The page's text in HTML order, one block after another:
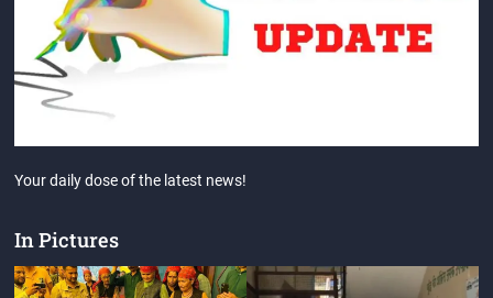
Your daily dose of the latest news!
In Pictures